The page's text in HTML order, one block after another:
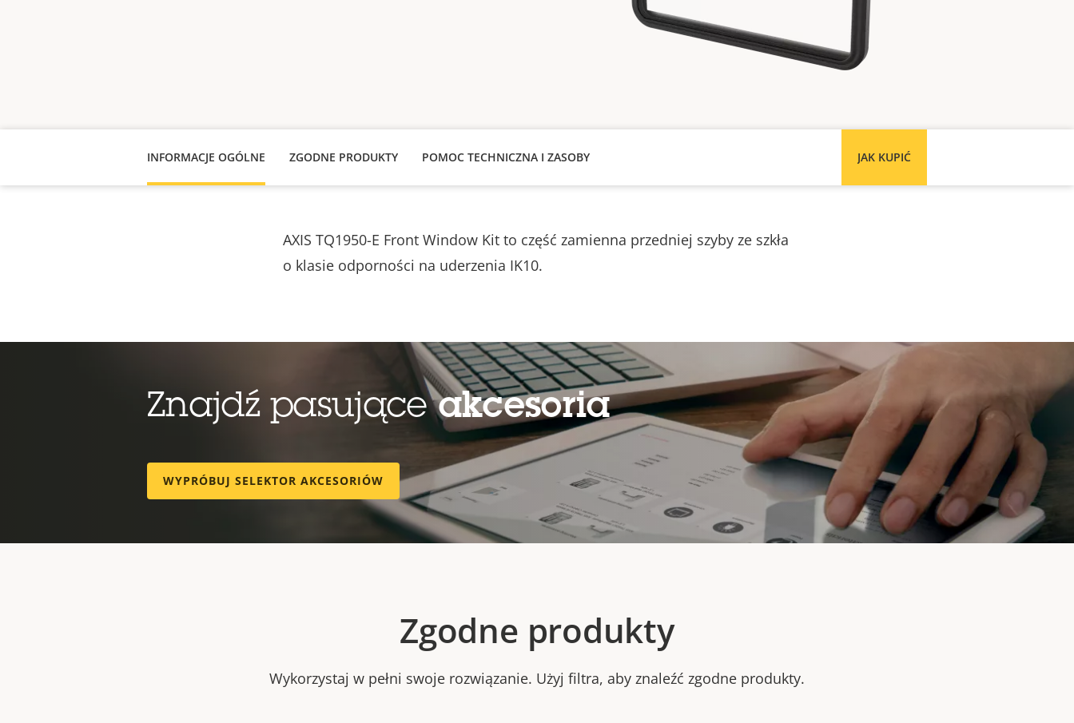
INFORMACJE OGÓLNE ZGODNE PRODUKTY JAK KUPIĆ
POMOC TECHNICZNA I ZASOBY
AXIS TQ1950-E Front Window Kit to część zamienna przedniej szyby ze szkła
o klasie odporności na uderzenia IK10.
Znajdź pasująceakcesoria
WYPRÓBUJ SELEKTOR AKCESORIÓW
Zgodne produkty
Wykorzystaj w pełni swoje rozwiązanie. Użyj filtra, aby znaleźć zgodne produkty.